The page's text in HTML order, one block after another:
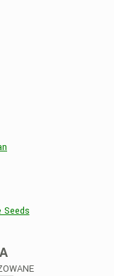
Seeds